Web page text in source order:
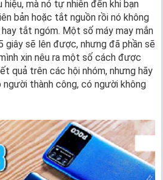
mà nó tự nhiên đến khi bạn
bản hoặc tắt nguồn rồi nó không
tắt ngóm. Một số máy may mắn
giây sẽ lên được, nhưng đã phần sẽ
xin nêu ra một số cách được
quả trên các hội nhóm, nhưng hãy
thành công, có người không